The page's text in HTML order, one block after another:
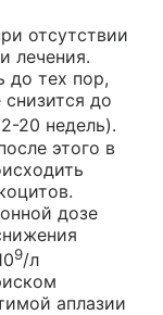
отсутствии
лечения.
до тех пор,
до
20 недель).
этого в
дозе
9/л
аплазии